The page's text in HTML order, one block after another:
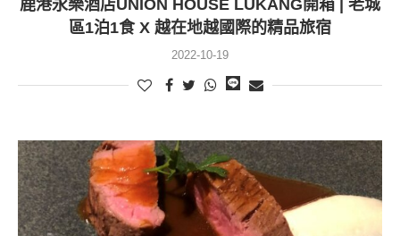
鹿港永樂酒店UNION HOUSE LUKANG開箱 | 老城
區1泊1食 X 越在地越國際的精品旅宿
2022-10-19